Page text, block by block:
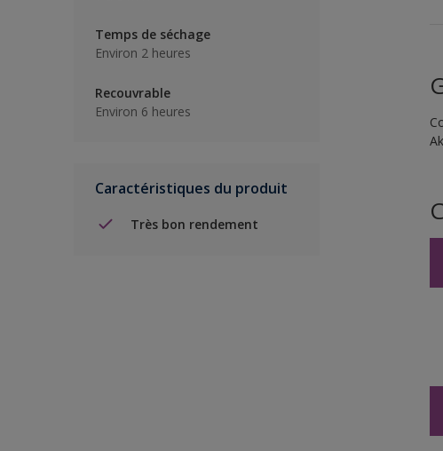
Temps de séchage
Environ 2 heures
Recouvrable
Environ 6 heures
Caractéristiques du produit
Très bon rendement